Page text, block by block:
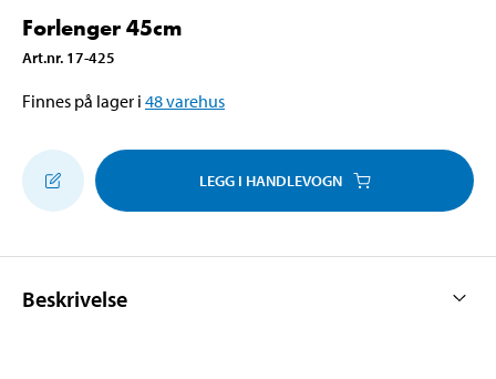
Forlenger 45cm
Art.nr. 17-425
Finnes på lager i 48varehus
LEGG I HANDLEVOGN
Beskrivelse